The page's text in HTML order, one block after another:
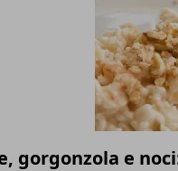
gorgonzola e